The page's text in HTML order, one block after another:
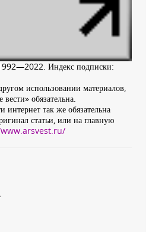
Индекс подписки:
использовании материалов,
обязательна.
интернет так же обязательна
статьи, или на главную